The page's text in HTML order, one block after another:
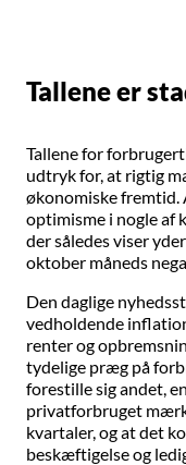
Tallene er
Tallene for
udtryk for, at rigtig
økonomiske fremtid.
optimisme i nogle af
der således viser
oktober måneds
Den daglige
vedholdende
renter og
tydelige præg på
forestille sig andet,
privatforbruget
kvartaler, og at det
beskæftigelse og